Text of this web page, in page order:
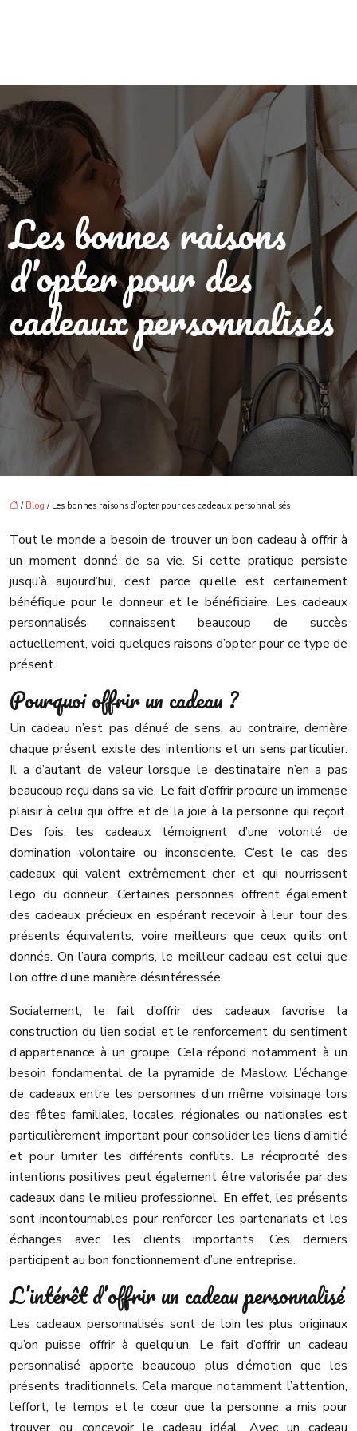
Les bonnes raisons
d’opter pour des
cadeaux personnalisés
/ Blog / Les bonnes raisons d’opter pour des cadeaux personnalisés
Tout le monde a besoin de trouver un bon cadeau à offrir à
un moment donné de sa vie. Si cette pratique persiste
jusqu’à aujourd’hui, c’est parce qu’elle est certainement
bénéfique pour le donneur et le bénéficiaire. Les cadeaux
personnalisés connaissent beaucoup de succès
actuellement, voici quelques raisons d’opter pour ce type de
présent.
Pourquoi offrir un cadeau ?
Un cadeau n’est pas dénué de sens, au contraire, derrière
chaque présent existe des intentions et un sens particulier.
Il a d’autant de valeur lorsque le destinataire n’en a pas
beaucoup reçu dans sa vie. Le fait d’offrir procure un immense
plaisir à celui qui offre et de la joie à la personne qui reçoit.
Des fois, les cadeaux témoignent d’une volonté de
domination volontaire ou inconsciente. C’est le cas des
cadeaux qui valent extrêmement cher et qui nourrissent
l’ego du donneur. Certaines personnes offrent également
des cadeaux précieux en espérant recevoir à leur tour des
présents équivalents, voire meilleurs que ceux qu’ils ont
donnés. On l’aura compris, le meilleur cadeau est celui que
l’on offre d’une manière désintéressée.
Socialement, le fait d’offrir des cadeaux favorise la
construction du lien social et le renforcement du sentiment
d’appartenance à un groupe. Cela répond notamment à un
besoin fondamental de la pyramide de Maslow. L’échange
de cadeaux entre les personnes d’un même voisinage lors
des fêtes familiales, locales, régionales ou nationales est
particulièrement important pour consolider les liens d’amitié
et pour limiter les différents conflits. La réciprocité des
intentions positives peut également être valorisée par des
cadeaux dans le milieu professionnel. En effet, les présents
sont incontournables pour renforcer les partenariats et les
échanges avec les clients importants. Ces derniers
participent au bon fonctionnement d’une entreprise.
L’intérêt d’offrir un cadeau personnalisé
Les cadeaux personnalisés sont de loin les plus originaux
qu’on puisse offrir à quelqu’un. Le fait d’offrir un cadeau
personnalisé apporte beaucoup plus d’émotion que les
présents traditionnels. Cela marque notamment l’attention,
l’effort, le temps et le cœur que la personne a mis pour